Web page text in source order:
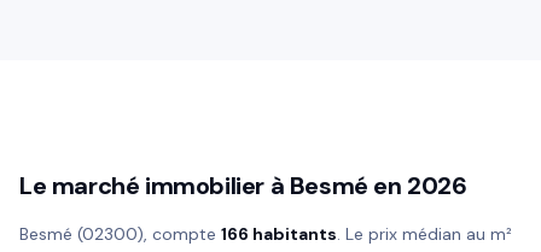
Le marché immobilier à Besmé en 2026
Besmé (02300), compte 166 habitants. Le prix médian au m²